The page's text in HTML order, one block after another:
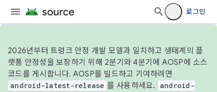
로그인
2026년부터 트렁크 안정 개발 모델과 일치하고 생태계의 플
랫폼 안정성을 보장하기 위해 2분기와 4분기에 AOSP에 소스
코드를 게시합니다. AOSP를 빌드하고 기여하려면
android-latest-release 를 사용하세요.
android-